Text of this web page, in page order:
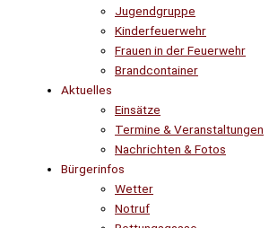
Jugendgruppe
Kinderfeuerwehr
Frauen in der Feuerwehr
Brandcontainer
Aktuelles
Einsätze
Termine & Veranstaltungen
Nachrichten & Fotos
Bürgerinfos
Wetter
Notruf